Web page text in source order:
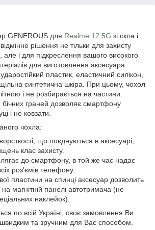
GENEROUS для Realme 12 5G зі скла і
рішення не тільки для захисту
і для підкреслення вашого високого
для виготовлення аксесуара
пластик, еластичний силікон,
синтетична шкіра. При цьому, чохол
і не розбирається на частини.
граней дозволяє смартфону
і не ковзати.
чохла:
що поєднуються в аксесуарі,
клас захисту.
до смартфону, в той же час надає
роз'ємів телефону.
пластини на спинці аксесуар дозволить
магнітній панелі автотримача (не
наклейок).
по всій Україні, своє замовлення Ви
та зручним для Вас способом.